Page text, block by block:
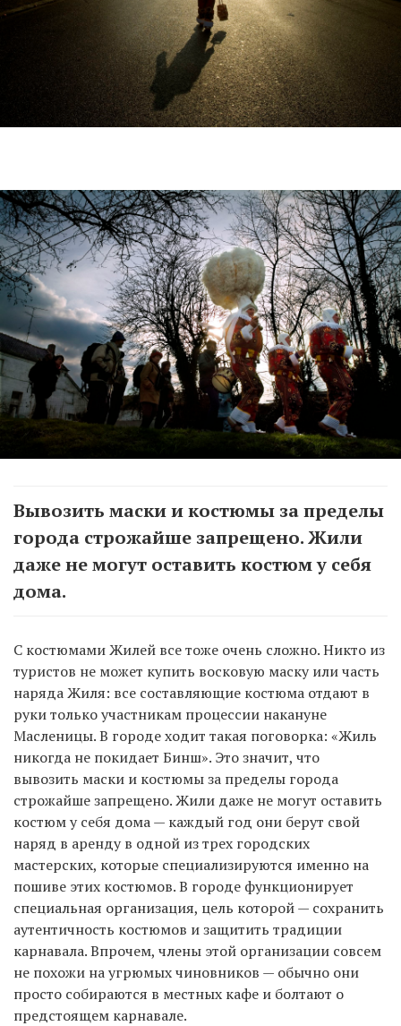
Вывозить маски и костюмы за пределы
города строжайше запрещено. Жили
даже не могут оставить костюм у себя
дома.
С костюмами Жилей все тоже очень сложно. Никто из
туристов не может купить восковую маску или часть
наряда Жиля: все составляющие костюма отдают в
руки только участникам процессии накануне
Масленицы. В городе ходит такая поговорка: «Жиль
никогда не покидает Бинш». Это значит, что
вывозить маски и костюмы за пределы города
строжайше запрещено. Жили даже не могут оставить
костюм у себя дома — каждый год они берут свой
наряд в аренду в одной из трех городских
мастерских, которые специализируются именно на
пошиве этих костюмов. В городе функционирует
специальная организация, цель которой — сохранить
аутентичность костюмов и защитить традиции
карнавала. Впрочем, члены этой организации совсем
не похожи на угрюмых чиновников — обычно они
просто собираются в местных кафе и болтают о
предстоящем карнавале.